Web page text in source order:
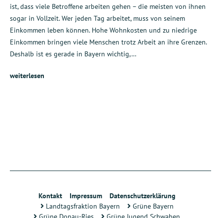
ist, dass viele Betroffene arbeiten gehen – die meisten von ihnen
sogar in Vollzeit. Wer jeden Tag arbeitet, muss von seinem
Einkommen leben können. Hohe Wohnkosten und zu niedrige
Einkommen bringen viele Menschen trotz Arbeit an ihre Grenzen.
Deshalb ist es gerade in Bayern wichtig,…
weiterlesen
Kontakt Impressum
Datenschutzerklärung
Landtagsfraktion Bayern
Grüne Bayern